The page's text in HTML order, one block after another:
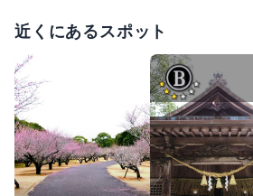
近くにあるスポット